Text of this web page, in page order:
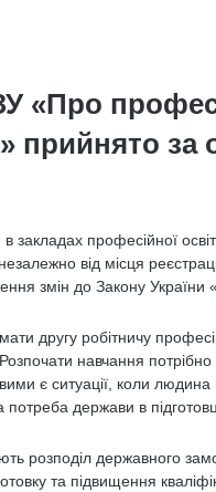
«Про
прийнято за
професійної
від місця
змін до Закону
другу робітничу
навчання
є ситуації, коли
держави в
розподіл державного
та підвищення